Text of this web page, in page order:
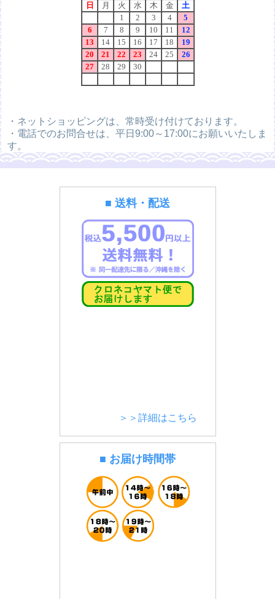
・ネットショッピングは、常時受け付けております。
・電話でのお問合せは、平日9:00～17:00にお願いいたしま
す。
■ 送料・配送
＞＞詳細はこちら
■ お届け時間帯